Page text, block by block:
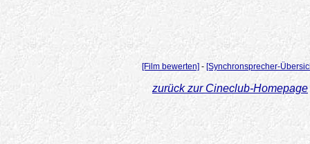
[Film bewerten] - [Synchronsprecher-
zurück zur Cineclub-Homepage